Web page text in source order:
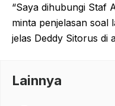
“Saya dihubungi Staf
minta penjelasan soal
jelas Deddy Sitorus di
Lainnya